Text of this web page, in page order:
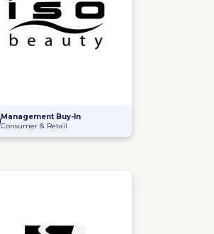
Management Buy-In bij Iso Beauty B.V.
Management Buy-In
Consumer & Retail